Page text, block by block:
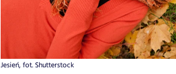
Jesień, fot. Shutterstock